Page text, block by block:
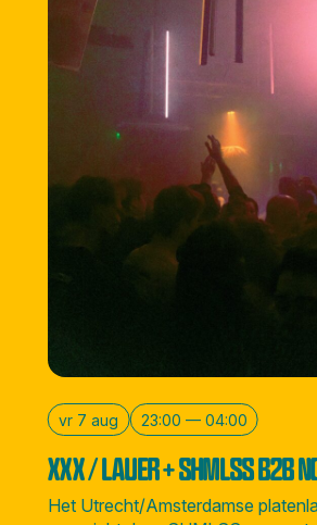
vr 7 aug 23:00 — 04:00
XXX / LAUER + SHMLSS B2B
Het Utrecht/Amsterdamse